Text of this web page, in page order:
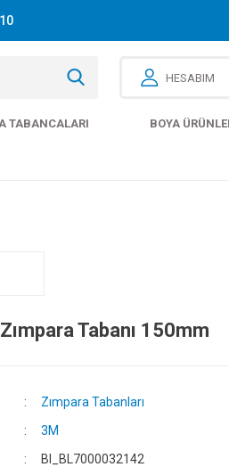
HESABIM
TABANCALARI BOYA
Tabanı 150mm
Zımpara Tabanları
3M
Bl_BL7000032142